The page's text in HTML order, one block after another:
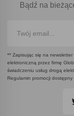
Bądź na
** Zapisując się na
elektroniczną przez firmę
świadczeniu usług drogą
Regulamin promocji dostępny